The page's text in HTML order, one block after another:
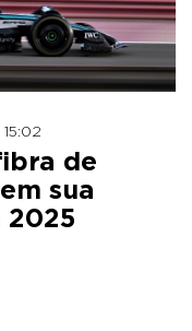
de
sua
2025